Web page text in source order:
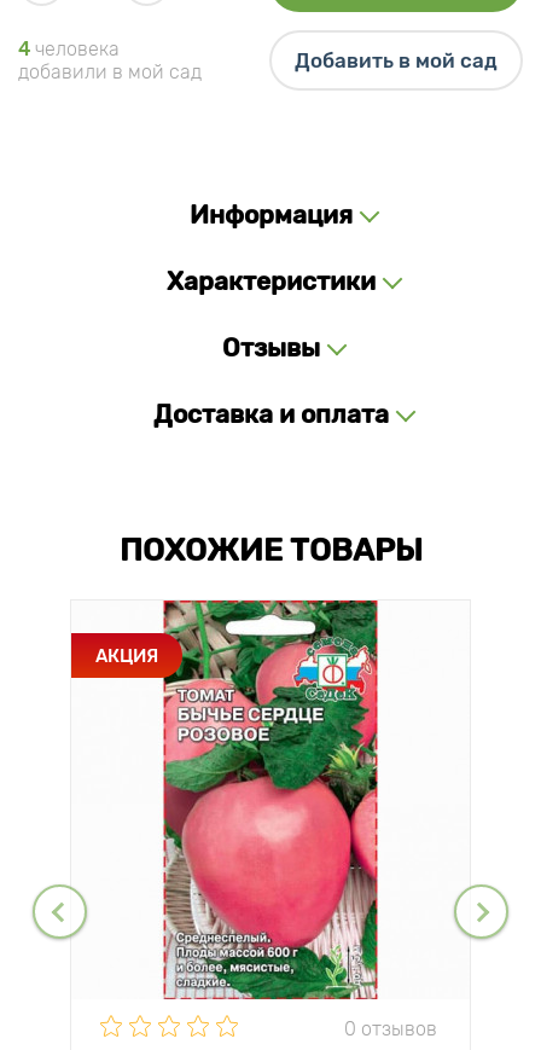
4 человека
добавили в мой сад
Добавить в мой сад
Информация
Характеристики
Отзывы
Доставка и оплата
ПОХОЖИЕ ТОВАРЫ
АКЦИЯ
0 отзывов